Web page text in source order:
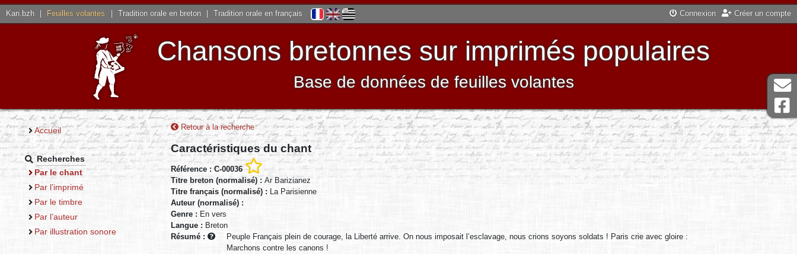
Kan.bzh Feuilles volantes Tradition orale en breton Tradition orale en français Connexion Créer un compte
Chansons bretonnes sur imprimés populaires
Base de données de feuilles volantes
Accueil
Recherches
Par le chant
Par l’imprimé
Par le timbre
Par l’auteur
Par illustration sonore
Retour à la recherche
Caractéristiques du chant
Référence : C-00036
Titre breton (normalisé) : Ar Barizianez
Titre français (normalisé) : La Parisienne
Auteur (normalisé) :
Genre : En vers
Langue : Breton
Résumé :
Peuple Français plein de courage, la Liberté arrive. On nous imposait l’esclavage, nous crions soyons soldats ! Paris crie avec gloire :
Marchons contre les canons !